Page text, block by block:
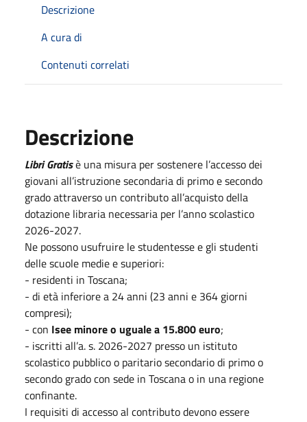
Descrizione
A cura di
Contenuti correlati
Descrizione
Libri Gratisè una misura per sostenere l’accesso dei
giovani all’istruzione secondaria di primo e secondo
grado attraverso un contributo all’acquisto della
dotazione libraria necessaria per l’anno scolastico
2026-2027.
Ne possono usufruire le studentesse e gli studenti
delle scuole medie e superiori:
- residenti in Toscana;
- di età inferiore a 24 anni (23 anni e 364 giorni
compresi);
- con Isee minore o uguale a 15.800 euro;
- iscritti all’a. s. 2026-2027 presso un istituto
scolastico pubblico o paritario secondario di primo o
secondo grado con sede in Toscana o in una regione
confinante.
I requisiti di accesso al contributo devono essere